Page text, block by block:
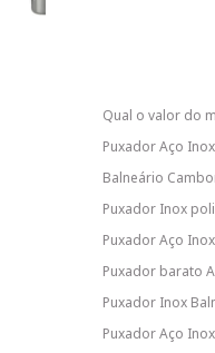
Qual o valor do
Puxador Aço
Balneário
Puxador Inox
Puxador Aço
Puxador barato
Puxador Inox
Puxador Aço